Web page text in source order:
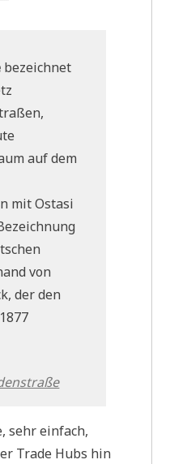
bezeichnet
auf dem
mit Ostasi
von
der den
sehr einfach,
Trade Hubs hin